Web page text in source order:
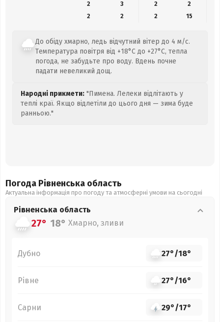
2
3 2
2
2
2 2 15
До обіду хмарно, ледь відчутний вітер до 4 м/с.
Температура повітря від +18°C до +27°C, тепла
погода, не забудьте про воду. Вдень почне
падати невеликий дощ.
Народні прикмети: "Пимена. Лелеки відлітають у
теплі краї. Якщо відлетіли до цього дня — зима буде
ранньою."
Погода Рівненська область
Актуальна інформація про погоду та атмосферні умови на сьогодні
Рівненська область
27° 18° Хмарно, зливи
Дубно 27°/18°
Рівне 27°/16°
Сарни 29°/17°